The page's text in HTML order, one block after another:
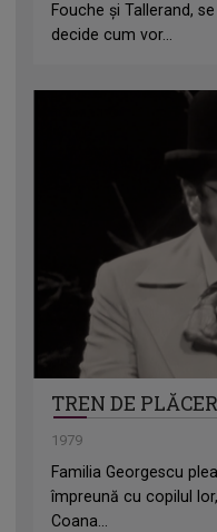
Fouche și Tallerand,
decide cum vor...
TREN DE
1979
Familia Georgescu
împreună cu copilul
Coana...